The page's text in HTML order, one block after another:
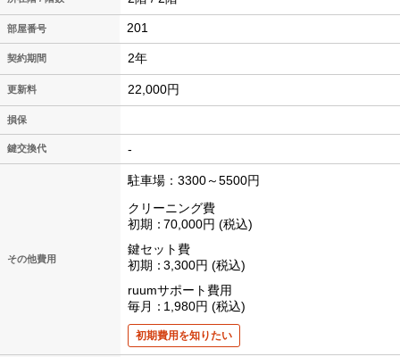
201
契約期間 2年
更新料 22,000円
損保
鍵交換代 -
その他費用
駐車場：3300～5500円
クリーニング費
初期
70,000円
税込
鍵セット費
初期
3,300円
税込
ruumサポート費用
毎月
1,980円 税込
初期費用を知りたい